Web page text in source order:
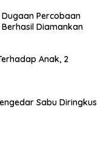
Dugaan Percobaan
Diamankan
Anak, 2
Sabu Diringkus